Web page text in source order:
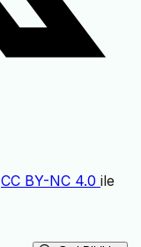
CC BY-NC 4.0 ile